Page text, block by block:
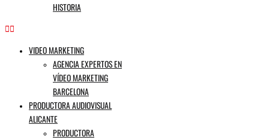
HISTORIA
VIDEO MARKETING
AGENCIA EXPERTOS EN
VÍDEO MARKETING
BARCELONA
PRODUCTORA AUDIOVISUAL
ALICANTE
PRODUCTORA